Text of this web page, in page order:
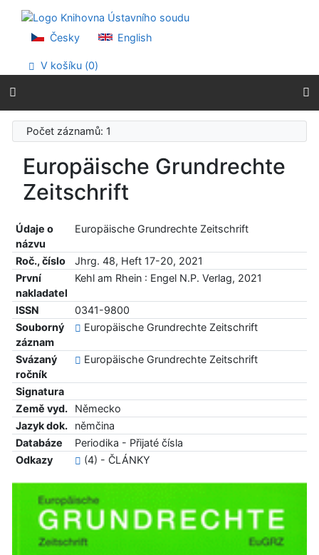
Přejít na menu
Prohlášení o webové přístupnosti
Česky English
V košíku (0)
Počet záznamů: 1
Europäische Grundrechte
Zeitschrift
Údaje o
názvu
Europäische Grundrechte Zeitschrift
Roč., číslo
Jhrg. 48, Heft 17-20, 2021
První
nakladatel
Kehl am Rhein : Engel N.P. Verlag, 2021
ISSN
0341-9800
Souborný
záznam
Europäische Grundrechte Zeitschrift
Svázaný
ročník
Europäische Grundrechte Zeitschrift
Signatura
Země vyd.
Německo
Jazyk dok.
němčina
Databáze
Periodika - Přijaté čísla
Odkazy
(4) - ČLÁNKY